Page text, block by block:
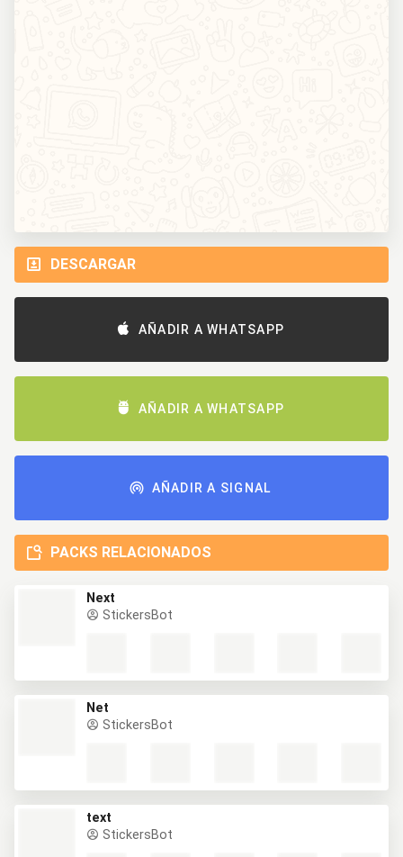
DESCARGAR
AÑADIR A WHATSAPP
AÑADIR A WHATSAPP
AÑADIR A SIGNAL
PACKS RELACIONADOS
Next
StickersBot
Net
StickersBot
text
StickersBot